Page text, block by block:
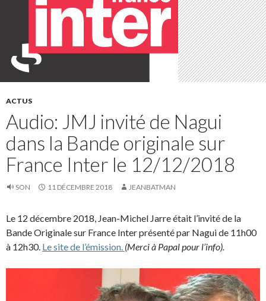
ACTUS
Audio: JMJ invité de Nagui
dans la Bande originale sur
France Inter le 12/12/2018
SON 11 DÉCEMBRE 2018 JEANBATMAN
Le 12 décembre 2018, Jean-Michel Jarre était l’invité de la
Bande Originale sur France Inter présenté par Nagui de 11h00
à 12h30. Le site de l’émission. (Merci à Papal pour l’info).